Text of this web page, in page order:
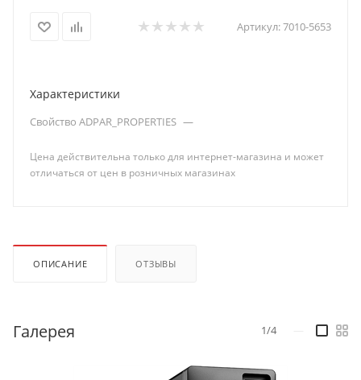
Артикул:7010-5653
Характеристики
Свойство ADPAR_PROPERTIES —
Цена действительна только для интернет-магазина и может
отличаться от цен в розничных магазинах
ОПИСАНИЕ ОТЗЫВЫ
Галерея 1/4